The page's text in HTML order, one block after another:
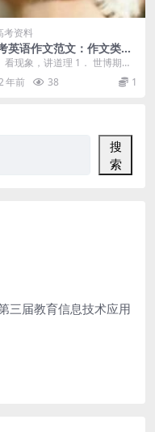
考资料
英语作文范文：作文类型
文
看现象，讲道理 1． 世博期
上万的志愿者参加志愿工作，
谈谈此现象的看...
年前 38 1
搜
索
三届教育信息技术应用